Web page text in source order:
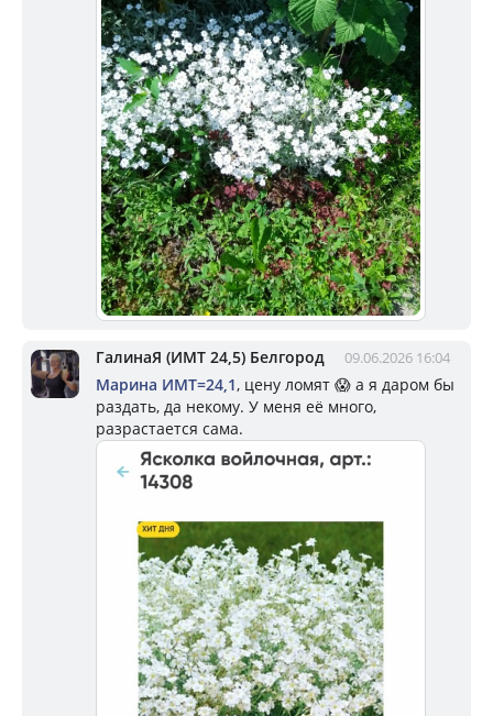
ГалинаЯ (ИМТ 24,5) Белгород 09.06.2026 16:04
Марина ИМТ=24,1, цену ломят 😱 а я даром бы
раздать, да некому. У меня её много,
разрастается сама.